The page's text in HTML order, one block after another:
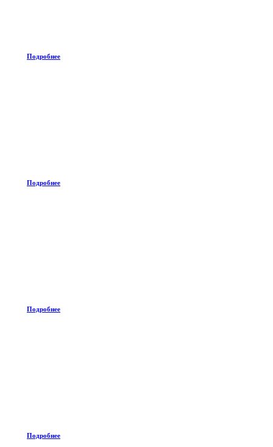
Подробнее
Подробнее
Подробнее
Подробнее